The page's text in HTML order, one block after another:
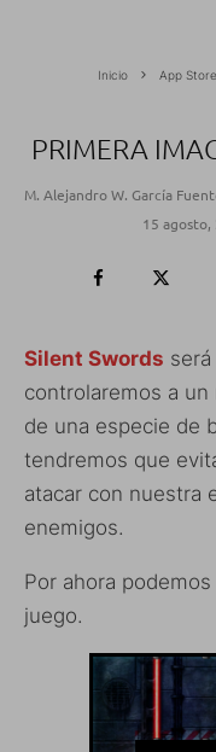
Inicio App Store
PRIMERA
M. Alejandro W. García
15 agosto,
Silent Swords
controlaremos a un
de una especie de
tendremos que
atacar con nuestra
enemigos.
Por ahora
juego.